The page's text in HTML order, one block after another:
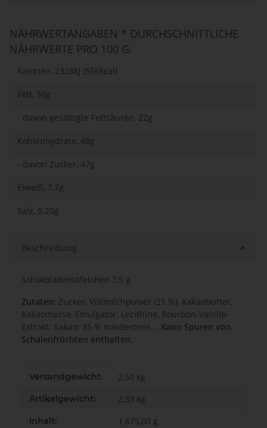
NÄHRWERTANGABEN * DURCHSCHNITTLICHE
NÄHRWERTE PRO 100 G:
Kalorien, 2328kJ (556kcal)
Fett, 36g
- davon gesättigte Fettsäuren, 22g
Kohlenhydrate, 48g
- davon Zucker, 47g
Eiweiß, 7,7g
Salz, 0.20g
Beschreibung
Schokoladentäfelchen 7,5 g
Zutaten: Zucker, Vollmilchpulver (21 %), Kakaobutter,
Kakaomasse, Emulgator: Lecithine, Bourbon-Vanille-
Extrakt; Kakao: 35 % mindestens. - Kann Spuren von
Schalenfrüchten enthalten.
Produkteigenschaft
Wert
Versandgewicht: 2,50 kg
Artikelgewicht: 2,33 kg
Inhalt: 1.875,00 g